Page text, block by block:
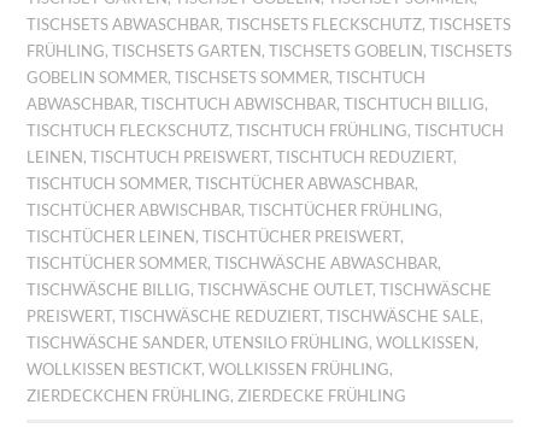
TISCHSETS ABWASCHBAR,TISCHSETS FLECKSCHUTZ,TISCHSETS
FRÜHLING,TISCHSETS GARTEN ,TISCHSETS GOBELIN ,TISCHSETS
GOBELIN SOMMER,TISCHSETS SOMMER,TISCHTUCH
ABWASCHBAR,TISCHTUCH ABWISCHBAR,TISCHTUCH BILLIG,
TISCHTUCH FLECKSCHUTZ,TISCHTUCH FRÜHLING,TISCHTUCH
LEINEN ,TISCHTUCH PREISWERT,TISCHTUCH REDUZIERT,
TISCHTUCH SOMMER,TISCHTÜCHER ABWASCHBAR,
TISCHTÜCHER ABWISCHBAR,TISCHTÜCHER FRÜHLING,
TISCHTÜCHER LEINEN ,TISCHTÜCHER PREISWERT,
TISCHTÜCHER SOMMER,TISCHWÄSCHE ABWASCHBAR,
TISCHWÄSCHE BILLIG,TISCHWÄSCHE OUTLET,TISCHWÄSCHE
PREISWERT,TISCHWÄSCHE REDUZIERT,TISCHWÄSCHE SALE,
TISCHWÄSCHE SANDER, UTENSILO FRÜHLING,WOLLKISSEN ,
WOLLKISSEN BESTICKT,WOLLKISSEN FRÜHLING,
ZIERDECKCHEN FRÜHLING, ZIERDECKE FRÜHLING